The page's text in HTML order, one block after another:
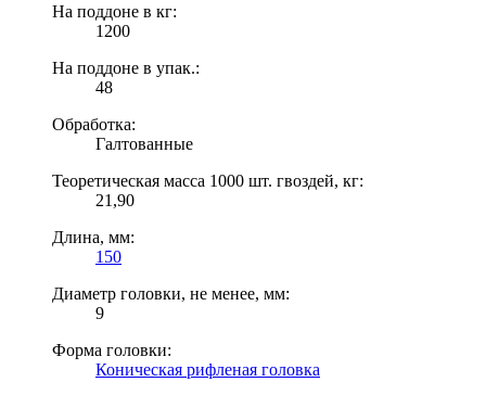
На поддоне в кг:
1200
На поддоне в упак.:
48
Обработка:
Галтованные
Теоретическая масса 1000 шт. гвоздей, кг:
21,90
Длина, мм:
150
Диаметр головки, не менее, мм:
9
Форма головки:
Коническая рифленая головка